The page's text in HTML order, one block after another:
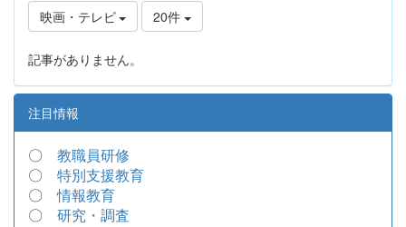
映画・テレビ 20件
記事がありません。
注目情報
〇 教職員研修
〇 特別支援教育
〇情報教育
〇 研究・調査